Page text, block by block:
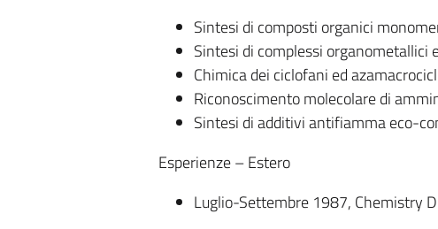
Sintesi di composti organici
Sintesi di complessi organometallici
Chimica dei ciclofani ed
Riconoscimento molecolare di
Sintesi di additivi antifiamma eco-
Esperienze – Estero
Luglio-Settembre 1987, Chemistry